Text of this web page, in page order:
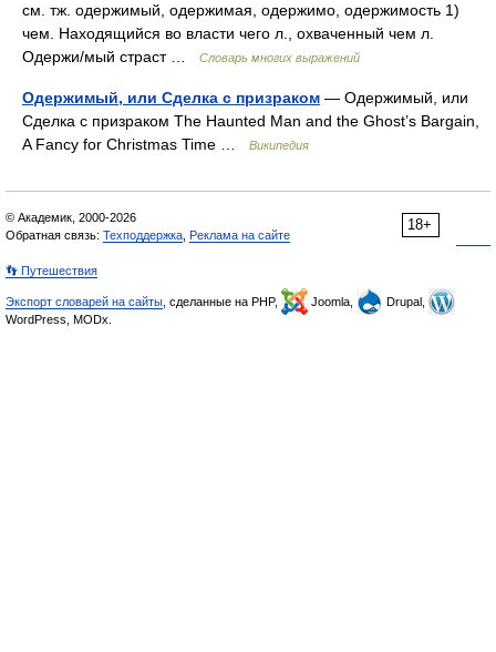
см. тж. одержимый, одержимая, одержимо, одержимость 1)
чем. Находящийся во власти чего л., охваченный чем л.
Одержи/мый страст …
Словарь многих выражений
Одержимый, или Сделка с призраком — Одержимый, или
Cделка с призраком The Haunted Man and the Ghost’s Bargain,
A Fancy for Christmas Time …
Википедия
18+
© Академик, 2000-2026
Обратная связь: Техподдержка Реклама на сайте
👣 Путешествия
Экспорт словарей на сайты , сделанные на PHP, Joomla,
Drupal,
WordPress, MODx.